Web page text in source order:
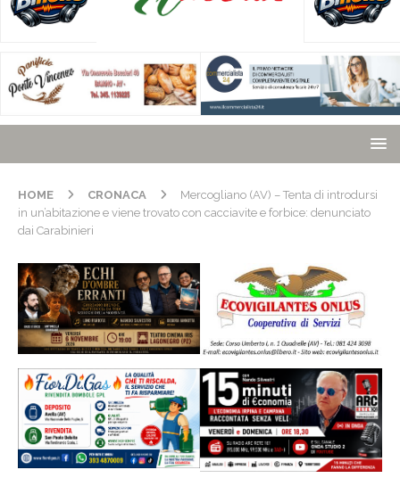
HOME CRONACA
Mercogliano (AV) – Tenta di introdursi
in un’abitazione e viene trovato con cacciavite e forbice: denunciato
dai Carabinieri